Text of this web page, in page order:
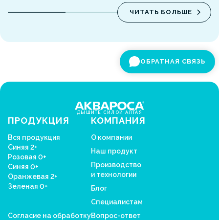
ЧИТАТЬ БОЛЬШЕ
ОБРАТНАЯ СВЯЗЬ
ДЫШИТЕ СИЛОЙ АЛТАЯ
ПРОДУКЦИЯ
Вся продукция
Синяя 2+
Розовая 0+
Синяя 0+
Оранжевая 2+
Зеленая 0+
Согласие на обработку
КОМПАНИЯ
О компании
Наш продукт
Производство
и технологии
Блог
Специалистам
Вопрос-ответ